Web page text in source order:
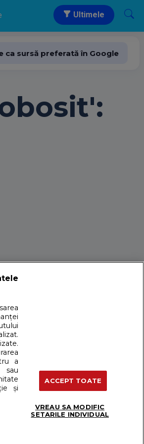
Ultimele
ca sursă preferată în Google
a
sau
și
ACCEPT TOATE
VREAU SA MODIFIC
SETARILE INDIVIDUAL